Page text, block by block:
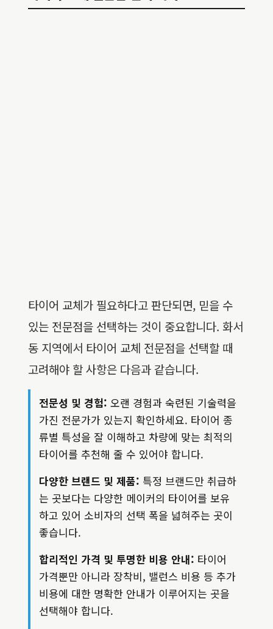
타이어 교체가 필요하다고 판단되면, 믿을 수
있는 전문점을 선택하는 것이 중요합니다. 화서
동 지역에서 타이어 교체 전문점을 선택할 때
고려해야 할 사항은 다음과 같습니다.
전문성 및 경험: 오랜 경험과 숙련된 기술력을
가진 전문가가 있는지 확인하세요. 타이어 종
류별 특성을 잘 이해하고 차량에 맞는 최적의
타이어를 추천해 줄 수 있어야 합니다.
다양한 브랜드 및 제품: 특정 브랜드만 취급하
는 곳보다는 다양한 메이커의 타이어를 보유
하고 있어 소비자의 선택 폭을 넓혀주는 곳이
좋습니다.
합리적인 가격 및 투명한 비용 안내: 타이어
가격뿐만 아니라 장착비, 밸런스 비용 등 추가
비용에 대한 명확한 안내가 이루어지는 곳을
선택해야 합니다.